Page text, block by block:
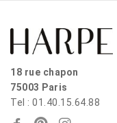
18 rue chapon
75003 Paris
Tel : 01.40.15.64.88